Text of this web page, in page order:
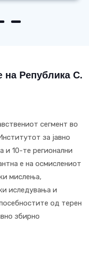
на Република С.
сегмент во
за јавно
и 10-те регионални
е на осмислениот
мислења,
иследувања и
од терен
збирно